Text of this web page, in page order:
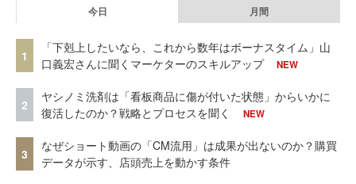
今日 月間
1
「下剋上したいなら、これから数年はボーナスタイム」山
口義宏さんに聞くマーケターのスキルアップ
NEW
2
ヤシノミ洗剤は「看板商品に傷が付いた状態」からいかに
復活したのか？戦略とプロセスを聞く
NEW
3
なぜショート動画の「CM流用」は成果が出ないのか？購買
データが示す、店頭売上を動かす条件